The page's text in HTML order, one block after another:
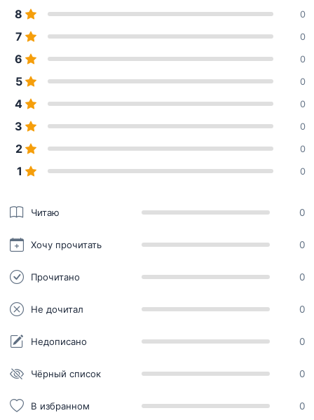
8 0
7 0
6 0
5 0
4 0
3 0
2 0
1 0
Читаю 0
Хочу прочитать 0
Прочитано 0
Не дочитал 0
Недописано 0
Чёрный список 0
В избранном 0